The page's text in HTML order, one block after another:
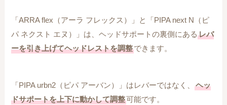
「ARRA flex（アーラ フレックス）」と「PIPA next N（ピ
パ ネクスト エヌ）」は、ヘッドサポートの裏側にあるレバ
ーを引き上げてヘッドレストを調整できます。
「PIPA urbn2（ピパ アーバン）」はレバーではなく、ヘッ
ドサポートを上下に動かして調整可能です。